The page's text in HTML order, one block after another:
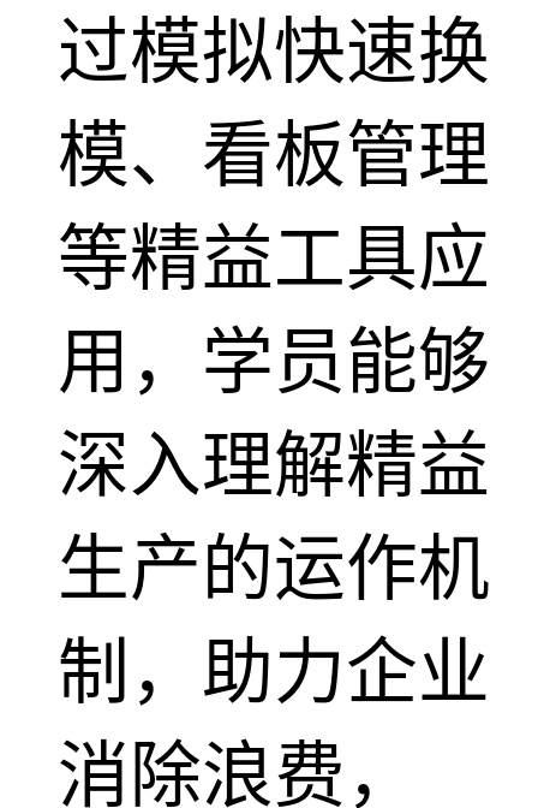
过模拟快速换
模、看板管理
等精益工具应
用，学员能够
深入理解精益
生产的运作机
制，助力企业
消除浪费，